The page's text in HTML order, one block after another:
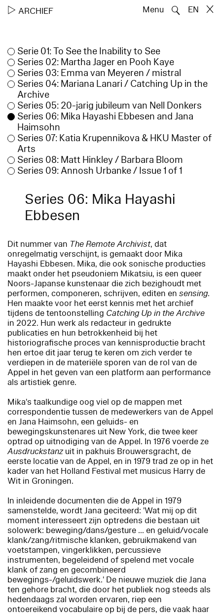
▷ ARCHIEF Menu 🔍 EN
Serie 01: To See the Inability to See
Series 02: Martha Jager en Pooh Kaye
Series 03: Emma van Meyeren / mistral
Series 04: Mariana Lanari / Catching Up in the
Archive
Series 05: 20-jarig jubileum van Nell Donkers
Series 06: Mika Hayashi Ebbesen and Jana
Haimsohn
Series 07: Katia Krupennikova & HKU Master of
Arts
Series 08: Matt Hinkley / Barbara Bloom
Series 09: Annosh Urbanke / Issue 1 of 1
Series 06: Mika Hayashi
Ebbesen
Dit nummer van The Remote Archivist, dat
onregelmatig verschijnt, is gemaakt door Mika
Hayashi Ebbesen. Mika, die ook sonische producties
maakt onder het pseudoniem Mikatsiu, is een queer
Noors-Japanse kunstenaar die zich bezighoudt met
performen, componeren, schrijven, editen en sensing.
Hen maakte voor het eerst kennis met het archief
tijdens de tentoonstelling Catching Up in the Archive
in 2022. Hun werk als redacteur in gedrukte
publicaties en hun betrokkenheid bij het
historiografische proces van kennisproductie bracht
hen ertoe dit jaar terug te keren om zich verder te
verdiepen in de materiële sporen van de rol van de
Appel in het geven van een platform aan performance
als artistiek genre.
Mika's taalkundige oog viel op de mappen met
correspondentie tussen de medewerkers van de Appel
en Jana Haimsohn, een geluids- en
bewegingskunstenares uit New York, die twee keer
optrad op uitnodiging van de Appel. In 1976 voerde ze
Ausdruckstanzuit in pakhuis Brouwersgracht, de
eerste locatie van de Appel, en in 1979 trad ze op in het
kader van het Holland Festival met musicus Harry de
Wit in Groningen.
In inleidende documenten die de Appel in 1979
samenstelde, wordt Jana geciteerd: 'Wat mij op dit
moment interesseert zijn optredens die bestaan uit
solowerk: beweging/dans/gesture ... en geluid/vocale
klank/zang/ritmische klanken, gebruikmakend van
voetstampen, vingerklikken, percussieve
instrumenten, begeleidend of spelend met vocale
klank of zang en gecombineerd
bewegings-/geluidswerk.' De nieuwe muziek die Jana
ten gehore bracht, die door het publiek nog steeds als
hedendaags zal worden ervaren, riep een
ontoereikend vocabulaire op bij de pers, die vaak haar